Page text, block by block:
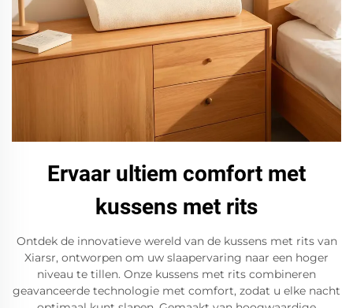
Ervaar ultiem comfort met
kussens met rits
Ontdek de innovatieve wereld van de kussens met rits van
Xiarsr, ontworpen om uw slaapervaring naar een hoger
niveau te tillen. Onze kussens met rits combineren
geavanceerde technologie met comfort, zodat u elke nacht